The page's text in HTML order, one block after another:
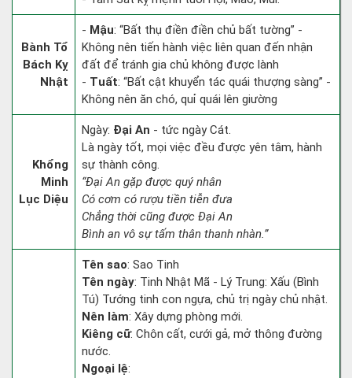
Bành Tổ
Bách Kỵ
Nhật
- Mậu: “Bất thụ điền điền chủ bất tường” -
Không nên tiến hành việc liên quan đến nhận
đất để tránh gia chủ không được lành
- Tuất: “Bất cật khuyển tác quái thượng sàng” -
Không nên ăn chó, quỉ quái lên giường
Khổng
Minh
Lục Diệu
Ngày: Đại An - tức ngày Cát.
Là ngày tốt, mọi việc đều được yên tâm, hành
sự thành công.
“Đại An gặp được quý nhân
Có cơm có rượu tiền tiễn đưa
Chẳng thời cũng được Đại An
Bình an vô sự tấm thân thanh nhàn.”
Tên sao: Sao Tinh
Tên ngày: Tinh Nhật Mã - Lý Trung: Xấu (Bình
Tú) Tướng tinh con ngựa, chủ trị ngày chủ nhật.
Nên làm: Xây dựng phòng mới.
Kiêng cữ: Chôn cất, cưới gả, mở thông đường
nước.
Ngoại lệ: